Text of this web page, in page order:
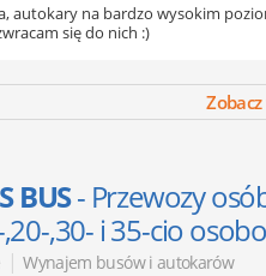
autokary na bardzo wysokim
się do nich :)
BUS- Przewozy
,30- i 35-cio
| Wynajem busów i autokarów